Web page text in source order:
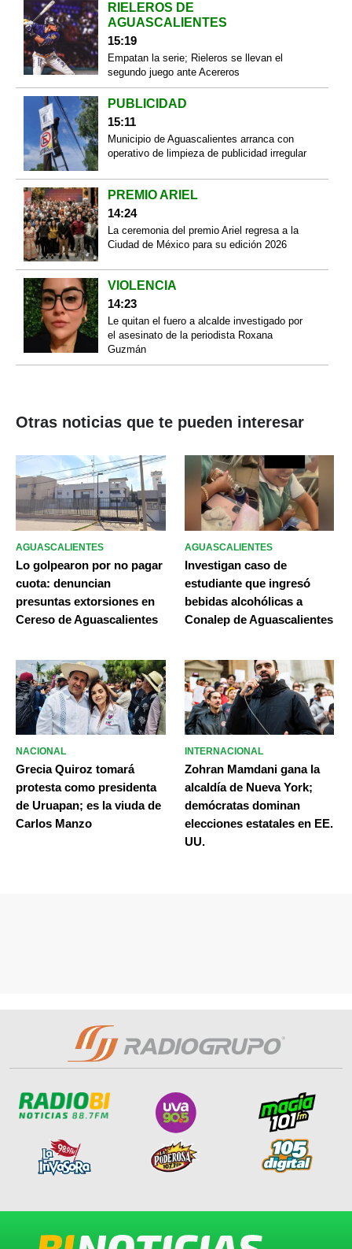
RIELEROS DE
AGUASCALIENTES
15:19
Empatan la serie; Rieleros se llevan el
segundo juego ante Acereros
PUBLICIDAD
15:11
Municipio de Aguascalientes arranca con
operativo de limpieza de publicidad irregular
PREMIO ARIEL
14:24
La ceremonia del premio Ariel regresa a la
Ciudad de México para su edición 2026
VIOLENCIA
14:23
Le quitan el fuero a alcalde investigado por
el asesinato de la periodista Roxana
Guzmán
Otras noticias que te pueden interesar
AGUASCALIENTES
Lo golpearon por no pagar
cuota: denuncian
presuntas extorsiones en
Cereso de Aguascalientes
AGUASCALIENTES
Investigan caso de
estudiante que ingresó
bebidas alcohólicas a
Conalep de Aguascalientes
NACIONAL
Grecia Quiroz tomará
protesta como presidenta
de Uruapan; es la viuda de
Carlos Manzo
INTERNACIONAL
Zohran Mamdani gana la
alcaldía de Nueva York;
demócratas dominan
elecciones estatales en EE.
UU.